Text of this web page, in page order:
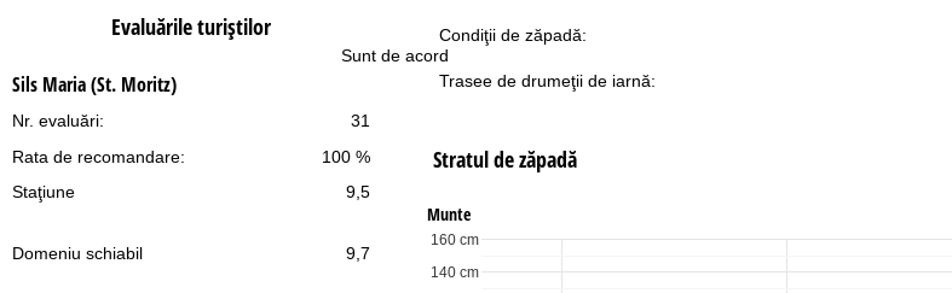
Sunt de acord
Evaluările turiştilor
Sils Maria (St. Moritz)
31
Nr. evaluări:
100 %
Rata de recomandare:
Staţiune
9,5
Domeniu schiabil 9,7
Condiţii de zăpadă:
Trasee de drumeţii de iarnă:
Stratul de zăpadă
Munte
140 cm
160 cm